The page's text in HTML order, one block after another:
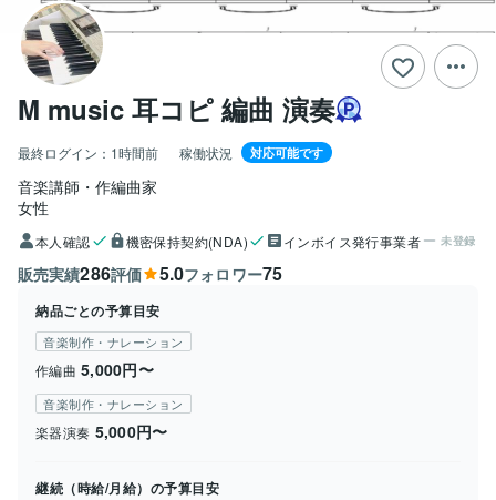
M music 耳コピ 編曲 演奏
最終ログイン： 1時間前 稼働状況 対応可能です
音楽講師・作編曲家
女性
本人確認 機密保持契約(NDA) インボイス発行事業者 未登録
販売実績286評価 5.0フォロワー75
納品ごとの予算目安
音楽制作・ナレーション
作編曲 5,000円〜
音楽制作・ナレーション
楽器演奏 5,000円〜
継続（時給/月給）の予算目安